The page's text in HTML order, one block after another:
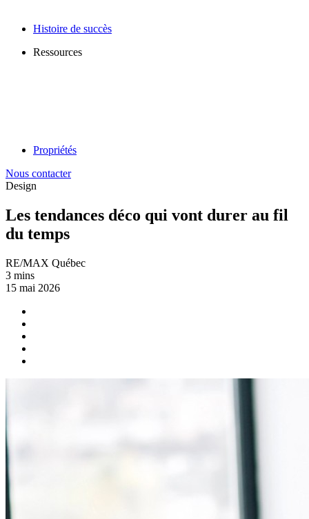
Histoire de succès
Ressources
Propriétés
Nous contacter
Design
Les tendances déco qui vont durer au fil
du temps
RE/MAX Québec
3 mins
15 mai 2026